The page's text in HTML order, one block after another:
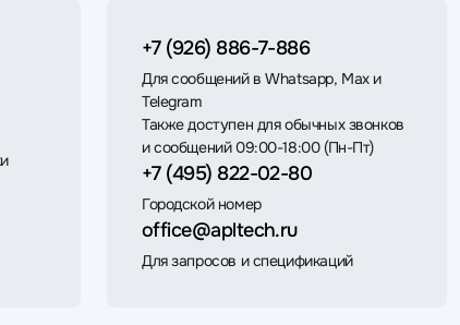
+7 (926) 886-7-886
Для сообщений в Whatsapp, Max и
Telegram
Также доступен для обычных звонков
и сообщений 09:00-18:00 (Пн-Пт)
+7 (495) 822-02-80
Городской номер
office@apltech.ru
Для запросов и спецификаций